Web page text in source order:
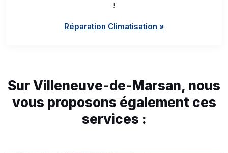
!
Réparation Climatisation »
Sur Villeneuve-de-Marsan, nous
vous proposons également ces
services :